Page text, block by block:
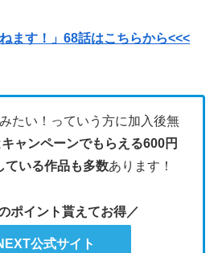
ます！」68話はこちらから<<<
たい！っていう方に加入後無
キャンペーンでもらえる600円
ている作品も多数あります！
ポイント貰えてお得／
公式サイト